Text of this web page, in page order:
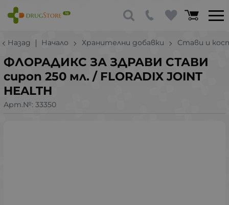
Назад Начало Хранителни добавки Стави и
ФЛОРАДИКС ЗА ЗДРАВИ СТАВИ
сироп 250 мл. / FLORADIX JOINT
HEALTH
Арт.№: 33350